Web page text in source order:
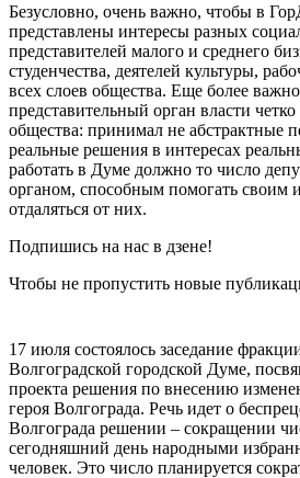
Безусловно, очень важно, чтобы в
представлены интересы разных
представителей малого и среднего
студенчества, деятелей культуры,
всех слоев общества. Еще более
представительный орган власти
общества: принимал не абстрактные
реальные решения в интересах
работать в Думе должно то число
органом, способным помогать своим
отдаляться от них.
Подпишись на нас в дзене!
Чтобы не пропустить новые
17 июля состоялось заседание
Волгоградской городской Думе,
проекта решения по внесению
героя Волгограда. Речь идет о
Волгограда решении – сокращении
сегодняшний день народными
человек. Это число планируется